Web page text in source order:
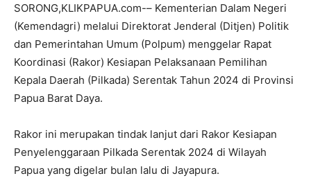
SORONG,KLIKPAPUA.com-– Kementerian Dalam Negeri
(Kemendagri) melalui Direktorat Jenderal (Ditjen) Politik
dan Pemerintahan Umum (Polpum) menggelar Rapat
Koordinasi (Rakor) Kesiapan Pelaksanaan Pemilihan
Kepala Daerah (Pilkada) Serentak Tahun 2024 di Provinsi
Papua Barat Daya.
Rakor ini merupakan tindak lanjut dari Rakor Kesiapan
Penyelenggaraan Pilkada Serentak 2024 di Wilayah
Papua yang digelar bulan lalu di Jayapura.